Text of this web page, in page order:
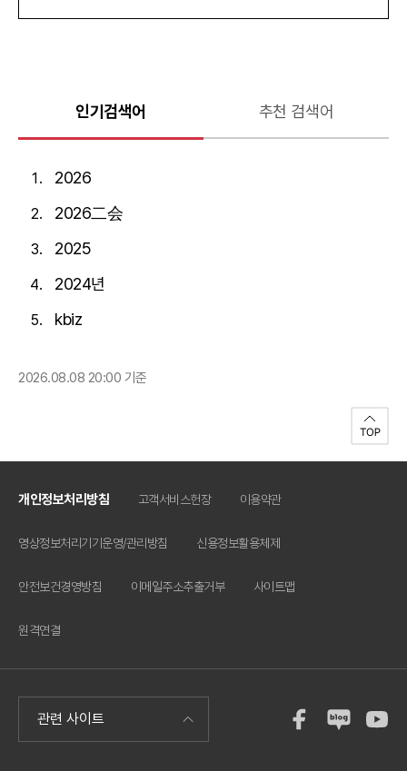
인기검색어 추천 검색어
2026
2026二会
2025
2024년
kbiz
2026.08.08 20:00 기준
개인정보처리방침 고객서비스헌장 이용약관
영상정보처리기기운영/관리방침 신용정보활용체제
안전보건경영방침 이메일주소추출거부 사이트맵
원격연결